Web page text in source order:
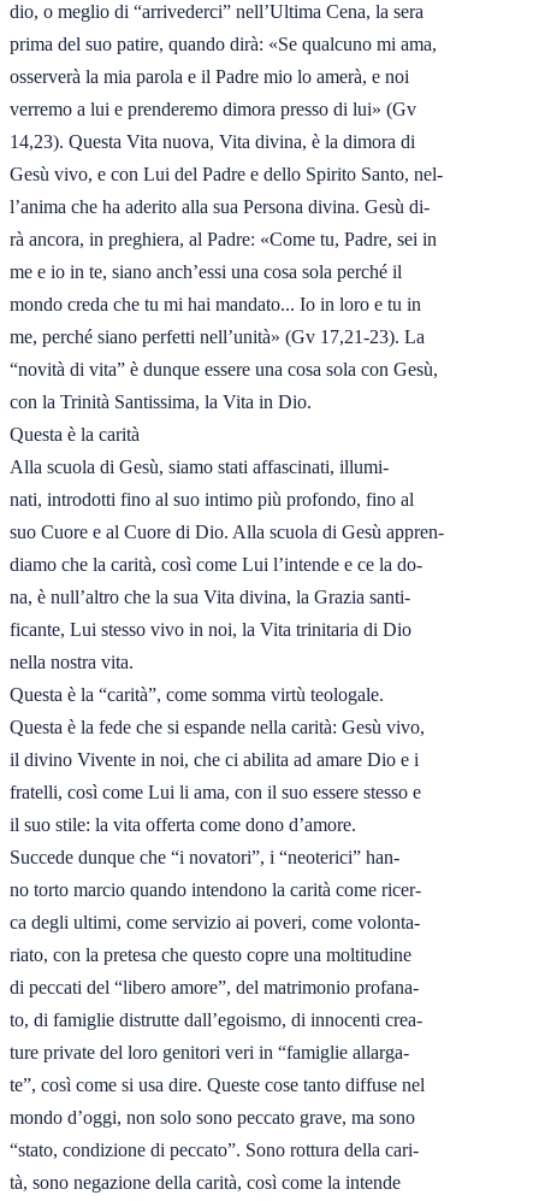
dio, o meglio di “arrivederci” nell’Ultima Cena, la sera
prima del suo patire, quando dirà: «Se qualcuno mi ama,
osserverà la mia parola e il Padre mio lo amerà, e noi
verremo a lui e prenderemo dimora presso di lui» (Gv
14,23). Questa Vita nuova, Vita divina, è la dimora di
Gesù vivo, e con Lui del Padre e dello Spirito Santo, nel-
l’anima che ha aderito alla sua Persona divina. Gesù di-
rà ancora, in preghiera, al Padre: «Come tu, Padre, sei in
me e io in te, siano anch’essi una cosa sola perché il
mondo creda che tu mi hai mandato... Io in loro e tu in
me, perché siano perfetti nell’unità» (Gv 17,21-23). La
“novità di vita” è dunque essere una cosa sola con Gesù,
con la Trinità Santissima, la Vita in Dio.
Questa è la carità
Alla scuola di Gesù, siamo stati affascinati, illumi-
nati, introdotti fino al suo intimo più profondo, fino al
suo Cuore e al Cuore di Dio. Alla scuola di Gesù appren-
diamo che la carità, così come Lui l’intende e ce la do-
na, è null’altro che la sua Vita divina, la Grazia santi-
ficante, Lui stesso vivo in noi, la Vita trinitaria di Dio
nella nostra vita.
Questa è la “carità”, come somma virtù teologale.
Questa è la fede che si espande nella carità: Gesù vivo,
il divino Vivente in noi, che ci abilita ad amare Dio e i
fratelli, così come Lui li ama, con il suo essere stesso e
il suo stile: la vita offerta come dono d’amore.
Succede dunque che “i novatori”, i “neoterici” han-
no torto marcio quando intendono la carità come ricer-
ca degli ultimi, come servizio ai poveri, come volonta-
riato, con la pretesa che questo copre una moltitudine
di peccati del “libero amore”, del matrimonio profana-
to, di famiglie distrutte dall’egoismo, di innocenti crea-
ture private del loro genitori veri in “famiglie allarga-
te”, così come si usa dire. Queste cose tanto diffuse nel
mondo d’oggi, non solo sono peccato grave, ma sono
“stato, condizione di peccato”. Sono rottura della cari-
tà, sono negazione della carità, così come la intende